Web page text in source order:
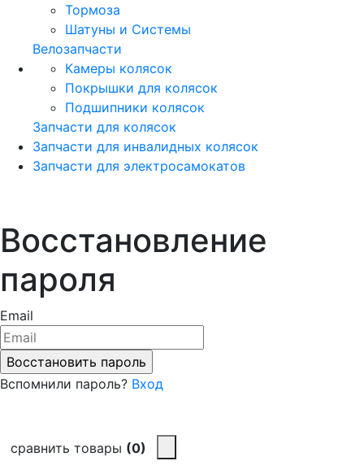
Тормоза
Шатуны и Системы
Велозапчасти
Камеры колясок
Покрышки для колясок
Подшипники колясок
Запчасти для колясок
Запчасти для инвалидных колясок
Запчасти для электросамокатов
Восстановление
пароля
Email
Вспомнили пароль? Вход
сравнить товары (0)